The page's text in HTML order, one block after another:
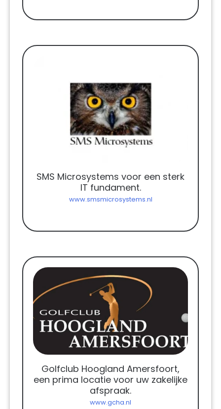
SMS Microsystems voor een sterk
IT fundament.
www.smsmicrosystems.nl
Golfclub Hoogland Amersfoort,
een prima locatie voor uw zakelijke
afspraak.
www.gcha.nl